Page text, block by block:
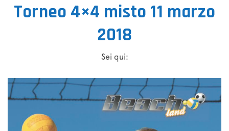
Torneo 4×4 misto 11 marzo
2018
Sei qui: